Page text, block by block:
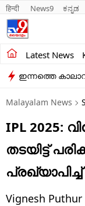
हिन्दी News9 ಕನ್ನಡ
Latest News
Kerala
India
Entertainment
Business
Education
ഇന്നത്തെ
Malayalam News
IPL 2025:
തടയിട്ട്
Vignesh Puthur